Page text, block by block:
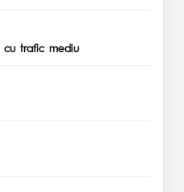
cu trafic mediu